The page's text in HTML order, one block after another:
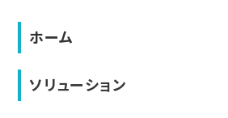
ホーム
ソリューション